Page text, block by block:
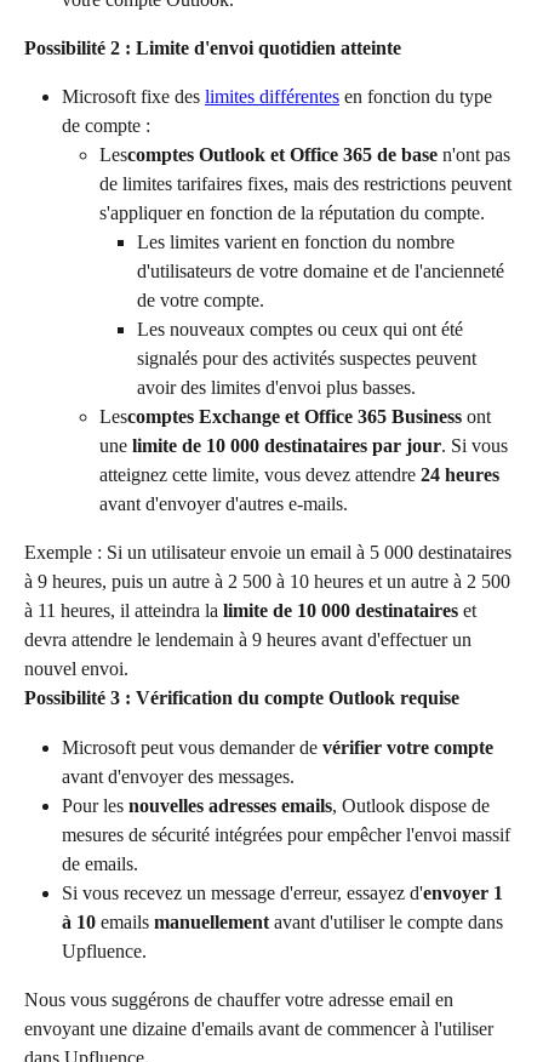
Possibilité 2 : Limite d'envoi quotidien atteinte
Microsoft fixe des limites différentes en fonction du type
de compte :
Lescomptes Outlook et Office 365 de base n'ont pas
de limites tarifaires fixes, mais des restrictions peuvent
s'appliquer en fonction de la réputation du compte.
Les limites varient en fonction du nombre
d'utilisateurs de votre domaine et de l'ancienneté
de votre compte.
Les nouveaux comptes ou ceux qui ont été
signalés pour des activités suspectes peuvent
avoir des limites d'envoi plus basses.
Lescomptes Exchange et Office 365 Business ont
une limite de 10 000 destinataires par jour. Si vous
atteignez cette limite, vous devez attendre 24 heures
avant d'envoyer d'autres e-mails.
Exemple : Si un utilisateur envoie un email à 5 000 destinataires
à 9 heures, puis un autre à 2 500 à 10 heures et un autre à 2 500
à 11 heures, il atteindra la limite de 10 000 destinataires et
devra attendre le lendemain à 9 heures avant d'effectuer un
nouvel envoi.
Possibilité 3 : Vérification du compte Outlook requise
Microsoft peut vous demander de vérifier votre compte
avant d'envoyer des messages.
Pour les nouvelles adresses emails, Outlook dispose de
mesures de sécurité intégrées pour empêcher l'envoi massif
de emails.
Si vous recevez un message d'erreur, essayez d'envoyer 1
à 10 emails manuellement avant d'utiliser le compte dans
Upfluence.
Nous vous suggérons de chauffer votre adresse email en
envoyant une dizaine d'emails avant de commencer à l'utiliser
dans Upfluence.